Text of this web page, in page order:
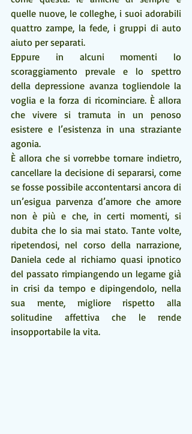
quelle nuove, le colleghe, i suoi adorabili
quattro zampe, la fede, i gruppi di auto
aiuto per separati.
Eppure in alcuni momenti lo
scoraggiamento prevale e lo spettro
della depressione avanza togliendole la
voglia e la forza di ricominciare. È allora
che vivere si tramuta in un penoso
esistere e l’esistenza in una straziante
agonia.
È allora che si vorrebbe tornare indietro,
cancellare la decisione di separarsi, come
se fosse possibile accontentarsi ancora di
un’esigua parvenza d’amore che amore
non è più e che, in certi momenti, si
dubita che lo sia mai stato. Tante volte,
ripetendosi, nel corso della narrazione,
Daniela cede al richiamo quasi ipnotico
del passato rimpiangendo un legame già
in crisi da tempo e dipingendolo, nella
sua mente, migliore rispetto alla
solitudine affettiva che le rende
insopportabile la vita.